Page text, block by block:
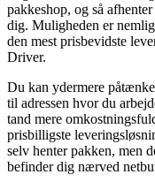
pakkeshop, og så
dig. Muligheden er
den mest prisbevidste
Driver.
Du kan ydermere
til adressen hvor du
tand mere
prisbilligste
selv henter pakken, men
befinder dig nærved